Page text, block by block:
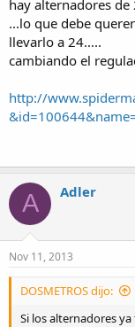
hay alternadores de
...lo que debe
llevarlo a 24.....
cambiando el
http://
A Adler
Nov 11, 2013
DOSMETROS dijo:
Si los alternadores